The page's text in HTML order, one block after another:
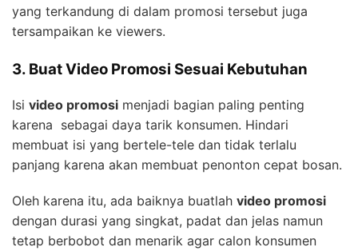
yang terkandung di dalam promosi tersebut juga
tersampaikan ke viewers.
3. Buat Video Promosi Sesuai Kebutuhan
Isi video promosi menjadi bagian paling penting
karena sebagai daya tarik konsumen. Hindari
membuat isi yang bertele-tele dan tidak terlalu
panjang karena akan membuat penonton cepat bosan.
Oleh karena itu, ada baiknya buatlah video promosi
dengan durasi yang singkat, padat dan jelas namun
tetap berbobot dan menarik agar calon konsumen